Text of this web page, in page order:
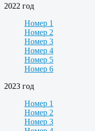
2022 год
Номер 1
Номер 2
Номер 3
Номер 4
Номер 5
Номер 6
2023 год
Номер 1
Номер 2
Номер 3